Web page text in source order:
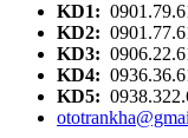
KD1:
KD2:
KD3:
KD4:
KD5: